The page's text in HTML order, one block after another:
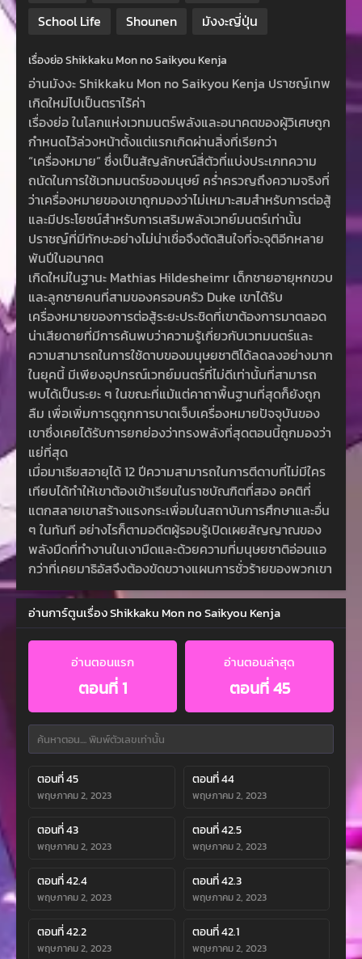
School Life
Shounen มังงะญี่ปุ่น
เรื่องย่อ Shikkaku Mon no Saikyou Kenja
อ่านมังงะ Shikkaku Mon no Saikyou Kenja ปราชญ์เทพ
เกิดใหม่ไปเป็นตราไร้ค่า
เรื่องย่อ ในโลกแห่งเวทมนตร์พลังและอนาคตของผู้วิเศษถูก
กำหนดไว้ล่วงหน้าตั้งแต่แรกเกิดผ่านสิ่งที่เรียกว่า
“เครื่องหมาย” ซึ่งเป็นสัญลักษณ์สี่ตัวที่แบ่งประเภทความ
ถนัดในการใช้เวทมนตร์ของมนุษย์ คร่ำครวญถึงความจริงที่
ว่าเครื่องหมายของเขาถูกมองว่าไม่เหมาะสมสำหรับการต่อสู้
และมีประโยชน์สำหรับการเสริมพลังเวทย์มนตร์เท่านั้น
ปราชญ์ที่มีทักษะอย่างไม่น่าเชื่อจึงตัดสินใจที่จะจุติอีกหลาย
พันปีในอนาคต
เกิดใหม่ในฐานะ Mathias Hildesheimr เด็กชายอายุหกขวบ
และลูกชายคนที่สามของครอบครัว Duke เขาได้รับ
เครื่องหมายของการต่อสู้ระยะประชิดที่เขาต้องการมาตลอด
น่าเสียดายที่มีการค้นพบว่าความรู้เกี่ยวกับเวทมนตร์และ
ความสามารถในการใช้ดาบของมนุษยชาติได้ลดลงอย่างมาก
ในยุคนี้ มีเพียงอุปกรณ์เวทย์มนตร์ที่ไม่ดีเท่านั้นที่สามารถ
พบได้เป็นระยะ ๆ ในขณะที่แม้แต่คาถาพื้นฐานที่สุดก็ยังถูก
ลืม เพื่อเพิ่มการดูถูกการบาดเจ็บเครื่องหมายปัจจุบันของ
เขาซึ่งเคยได้รับการยกย่องว่าทรงพลังที่สุดตอนนี้ถูกมองว่า
แย่ที่สุด
เมื่อมาเธียสอายุได้ 12 ปีความสามารถในการตีดาบที่ไม่มีใคร
เทียบได้ทำให้เขาต้องเข้าเรียนในราชบัณฑิตที่สอง อคติที่
แตกสลายเขาสร้างแรงกระเพื่อมในสถาบันการศึกษาและอื่น
ๆ ในทันที อย่างไรก็ตามอดีตผู้รอบรู้เปิดเผยสัญญาณของ
พลังมืดที่ทำงานในเงามืดและด้วยความที่มนุษยชาติอ่อนแอ
กว่าที่เคยมาธิอัสจึงต้องขัดขวางแผนการชั่วร้ายของพวกเขา
อ่านการ์ตูนเรื่อง Shikkaku Mon no Saikyou Kenja
อ่านตอนแรก
ตอนที่ 1
อ่านตอนล่าสุด
ตอนที่ 45
ตอนที่ 45
พฤษภาคม 2, 2023
ตอนที่ 44
พฤษภาคม 2, 2023
ตอนที่ 43
พฤษภาคม 2, 2023
ตอนที่ 42.5
พฤษภาคม 2, 2023
ตอนที่ 42.4
พฤษภาคม 2, 2023
ตอนที่ 42.3
พฤษภาคม 2, 2023
ตอนที่ 42.2
พฤษภาคม 2, 2023
ตอนที่ 42.1
พฤษภาคม 2, 2023